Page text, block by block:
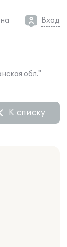
Вход
обл."
К списку